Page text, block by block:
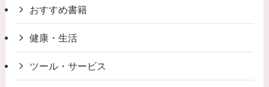
おすすめ書籍
健康・生活
ツール・サービス